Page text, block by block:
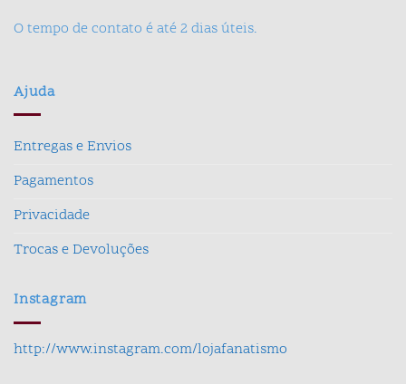
O tempo de contato é até 2 dias úteis.
Ajuda
Entregas e Envios
Pagamentos
Privacidade
Trocas e Devoluções
Instagram
http://www.instagram.com/lojafanatismo